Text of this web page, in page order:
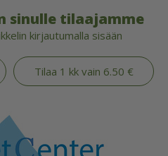
sinulle tilaajamme
kirjautumalla sisään
Tilaa 1 kk vain 6.50 €